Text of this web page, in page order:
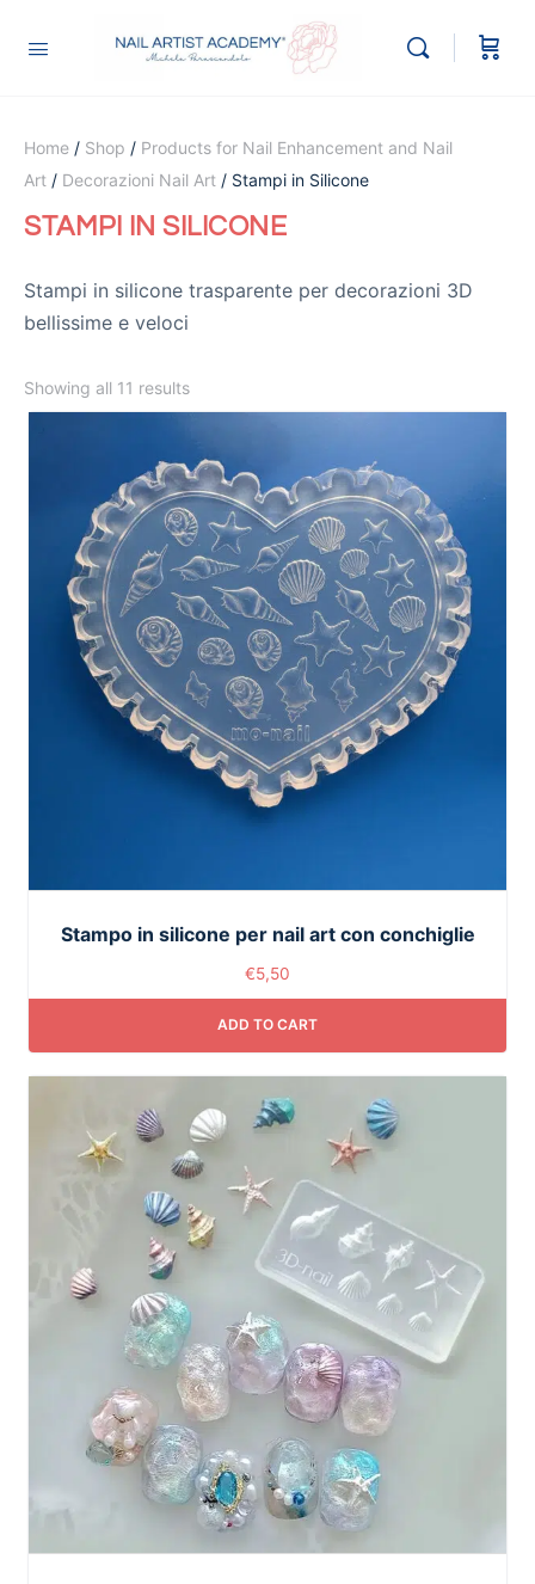
Home / Shop / Products for Nail Enhancement and Nail
Art / Decorazioni Nail Art / Stampi in Silicone
STAMPI IN SILICONE
Stampi in silicone trasparente per decorazioni 3D
bellissime e veloci
Showing all 11 results
Stampo in silicone per nail art con conchiglie
€5,50
ADD TO CART